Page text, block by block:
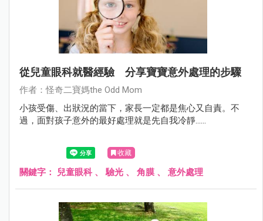
從兒童眼科就醫經驗 分享寶寶意外處理的步驟
作者：怪奇二寶媽the Odd Mom
小孩受傷、出狀況的當下，家長一定都是焦心又自責。不
過，面對孩子意外的最好處理就是先自我冷靜......
收藏
關鍵字： 兒童眼科、 驗光 、 角膜 、 意外處理